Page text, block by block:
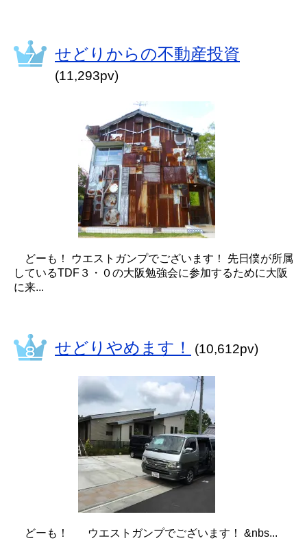
せどりからの不動産投資
(11,293pv)
どーも！ ウエストガンプでございます！ 先日僕が所属
しているTDF３・０の大阪勉強会に参加するために大阪
に来...
せどりやめます！ (10,612pv)
どーも！ ウエストガンプでございます！ &nbs...